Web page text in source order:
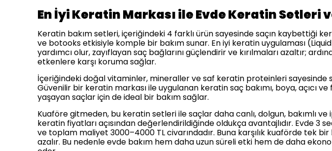
En İyi Keratin Markası ile Evde Keratin Setleri
Keratin bakım setleri, içeriğindeki 4 farklı ürün sayesinde saçın kaybettiği
ve botooks etkisiyle komple bir bakım sunar. En iyi keratin uygulaması
yardımcı olur, zayıflayan saç bağlarını güçlendirir ve kırılmaları azaltır;
etkenlere karşı koruma sağlar.
İçeriğindeki doğal vitaminler, mineraller ve saf keratin proteinleri sayesinde
Güvenilir bir keratin markası ile uygulanan keratin saç bakımı, boya, açıcı
yaşayan saçlar için de ideal bir bakım sağlar.
Kuaföre gitmeden, bu keratin setleri ile saçlar daha canlı, dolgun, bakımlı
keratin fiyatları açısından değerlendirildiğinde oldukça avantajlıdır. Evde 3
ve toplam maliyet 3000–4000 TL civarındadır. Buna karşılık kuaförde tek
azalır. Bu nedenle evde bakım hem daha uzun süreli etki hem de daha